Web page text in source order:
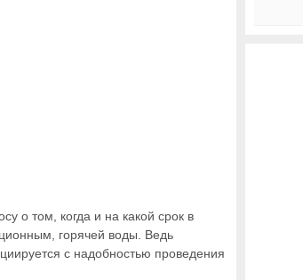
о том, когда и на какой срок в
горячей воды. Ведь
с надобностью проведения